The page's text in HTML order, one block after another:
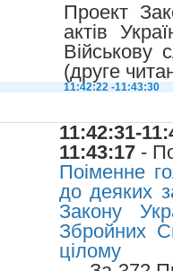
Проект
актів
Військову
(друге
11:42:22 -11:43:30
11:42:31-
11:43:17 -
Поіменне
до деяких
Закону
Збройних
цілому